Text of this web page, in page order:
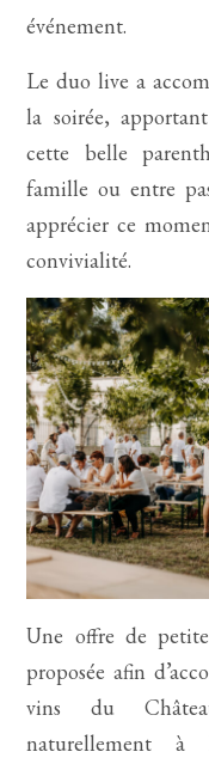
événement.
Le duo live a
la soirée,
cette belle
famille ou entre
apprécier ce
convivialité.
Une offre de
proposée afin
vins du
naturellement à